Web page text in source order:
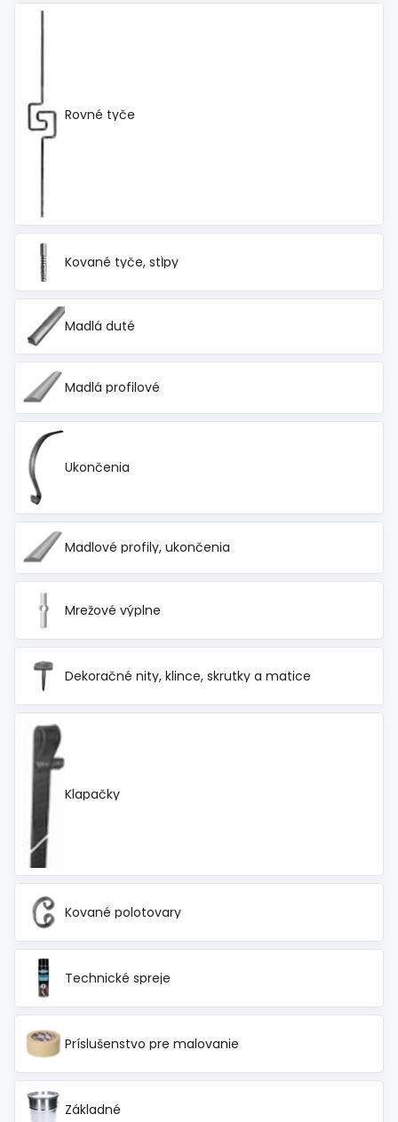
Rovné tyče
Kované tyče, stĺpy
Madlá duté
Madlá profilové
Ukončenia
Madlové profily, ukončenia
Mrežové výplne
Dekoračné nity, klince, skrutky a matice
Klapačky
Kované polotovary
Technické spreje
Príslušenstvo pre malovanie
Základné